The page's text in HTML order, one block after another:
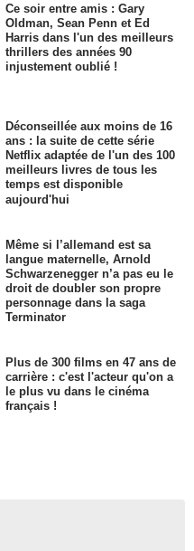
Ce soir entre amis : Gary
Oldman, Sean Penn et Ed
Harris dans l'un des meilleurs
thrillers des années 90
injustement oublié !
Déconseillée aux moins de 16
ans : la suite de cette série
Netflix adaptée de l'un des 100
meilleurs livres de tous les
temps est disponible
aujourd'hui
Même si l’allemand est sa
langue maternelle, Arnold
Schwarzenegger n’a pas eu le
droit de doubler son propre
personnage dans la saga
Terminator
Plus de 300 films en 47 ans de
carrière : c'est l'acteur qu'on a
le plus vu dans le cinéma
français !